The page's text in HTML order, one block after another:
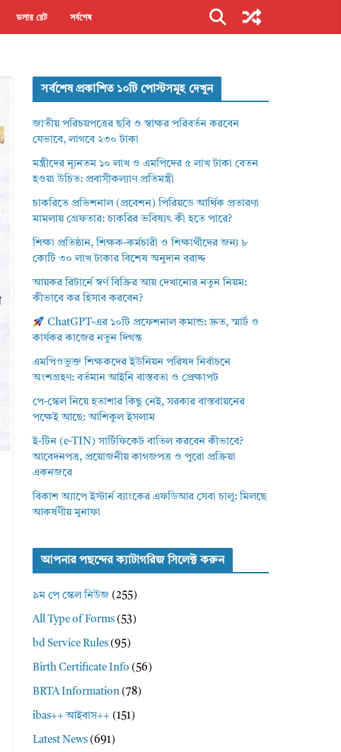
ডলার রেট সর্বশেষ
সর্বশেষ প্রকাশিত ১০টি পোস্টসমূহ দেখুন
জাতীয় পরিচয়পত্রের ছবি ও স্বাক্ষর পরিবর্তন করবেন
যেভাবে, লাগবে ২৩০ টাকা
মন্ত্রীদের ন্যূনতম ১০ লাখ ও এমপিদের ৫ লাখ টাকা বেতন
হওয়া উচিত: প্রবাসীকল্যাণ প্রতিমন্ত্রী
চাকরিতে প্রভিশনাল (প্রবেশন) পিরিয়ডে আর্থিক প্রতারণা
মামলায় গ্রেফতার: চাকরির ভবিষ্যৎ কী হতে পারে?
শিক্ষা প্রতিষ্ঠান, শিক্ষক-কর্মচারী ও শিক্ষার্থীদের জন্য ৮
কোটি ৩০ লাখ টাকার বিশেষ অনুদান বরাদ্দ
আয়কর রিটার্নে স্বর্ণ বিক্রির আয় দেখানোর নতুন নিয়ম:
কীভাবে কর হিসাব করবেন?
ChatGPT-এর ১০টি প্রফেশনাল কমান্ড: দ্রুত, স্মার্ট ও
কার্যকর কাজের নতুন দিগন্ত
এমপিওভুক্ত শিক্ষকদের ইউনিয়ন পরিষদ নির্বাচনে
অংশগ্রহণ: বর্তমান আইনি বাস্তবতা ও প্রেক্ষাপট
পে-স্কেল নিয়ে হতাশার কিছু নেই, সরকার বাস্তবায়নের
পক্ষেই আছে: আশিকুল ইসলাম
ই-টিন (e-TIN) সার্টিফিকেট বাতিল করবেন কীভাবে?
আবেদনপত্র, প্রয়োজনীয় কাগজপত্র ও পুরো প্রক্রিয়া
একনজরে
বিকাশ অ্যাপে ইস্টার্ন ব্যাংকের এফডিআর সেবা চালু: মিলছে
আকর্ষণীয় মুনাফা
আপনার পছন্দের ক্যাটাগরিজ সিলেক্ট করুন
৯ম পে স্কেল নিউজ (255)
All Type of Forms (53)
bd Service Rules (95)
Birth Certificate Info (56)
BRTA Information (78)
ibas++ আইবাস++ (151)
Latest News (691)